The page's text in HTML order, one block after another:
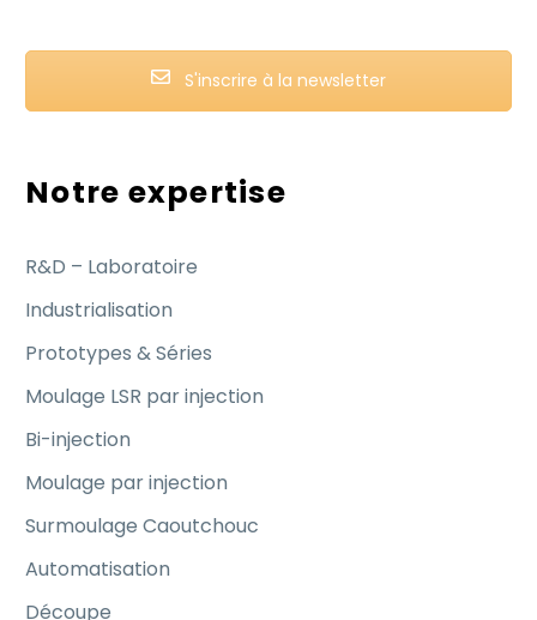
S'inscrire à la newsletter
Notre expertise
R&D – Laboratoire
Industrialisation
Prototypes & Séries
Moulage LSR par injection
Bi-injection
Moulage par injection
Surmoulage Caoutchouc
Automatisation
Découpe